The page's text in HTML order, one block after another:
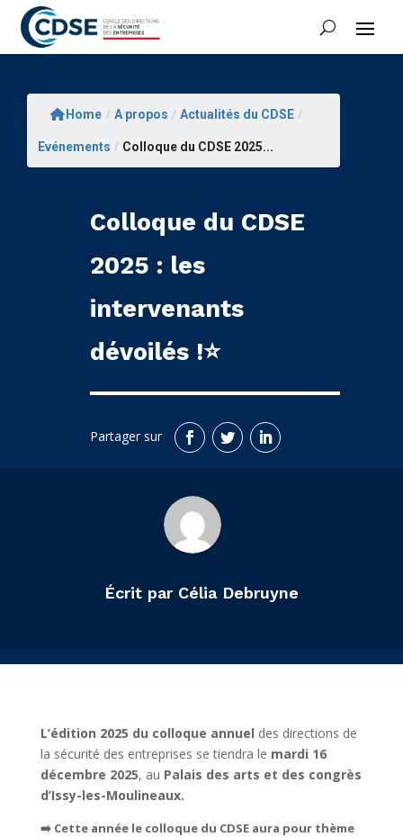
Home / A propos / Actualités du CDSE /
Evénements / Colloque du CDSE 2025...
Colloque du CDSE
2025 : les
intervenants
dévoilés !⭐
Écrit par Célia Debruyne
L’édition 2025 du colloque annuel des directions de
la sécurité des entreprises se tiendra le mardi 16
décembre 2025, au Palais des arts et des congrès
d’Issy-les-Moulineaux.
➡️ Cette année le colloque du CDSE aura pour thème